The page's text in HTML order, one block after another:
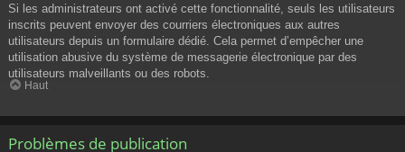
Si les administrateurs ont activé cette fonctionnalité, seuls les utilisateurs
inscrits peuvent envoyer des courriers électroniques aux autres
utilisateurs depuis un formulaire dédié. Cela permet d’empêcher une
utilisation abusive du système de messagerie électronique par des
utilisateurs malveillants ou des robots.
Haut
Problèmes de publication